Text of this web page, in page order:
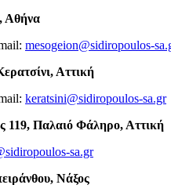
Αθήνα
mesogeion@sidiropoulos-
Αττική
keratsini@sidiropoulos-sa.gr
119, Παλαιό Φάληρο, Αττική
sa.gr
Νάξος